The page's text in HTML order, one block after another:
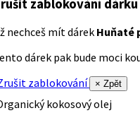
zablokování dárku
nechceš mít dárek Huňaté
dárek pak bude moci
zablokování
× Zpět